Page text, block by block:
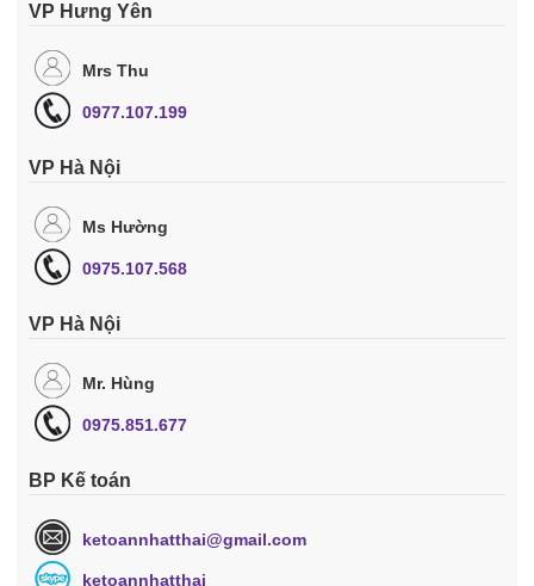
VP Hưng Yên
Mrs Thu
0977.107.199
VP Hà Nội
Ms Hường
0975.107.568
VP Hà Nội
Mr. Hùng
0975.851.677
BP Kế toán
ketoannhatthai@gmail.com
ketoannhatthai